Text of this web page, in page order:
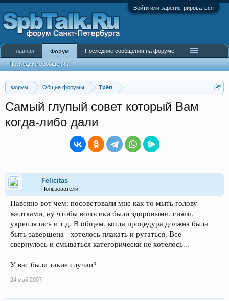
Войти или зарегистрироваться
Форум Общие форумы Трёп
Самый глупый совет который Вам
когда-либо дали
Felicitas
Пользователи
Навеяно вот чем: посоветовали мне как-то мыть голову
желтками, ну чтобы волосики были здоровыми, сияли,
укреплялись и т.д. В общем, когда процедура должна была
быть завершена - хотелось плакать и ругаться. Все
свернулось и смываться категорически не хотелось...
У вас были такие случаи?
24 май 2007
Главная Форум
Последние сообщения
Последние сообщения на форуме